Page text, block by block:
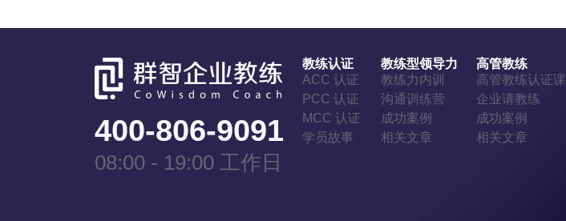
400-806-9091
08:00 - 19:00 工作日
教练认证
ACC 认证
PCC 认证
MCC 认证
学员故事
教练型领导力
教练力内训
沟通训练营
成功案例
相关文章
高管教练
高管教练认证课
企业请教练
成功案例
相关文章